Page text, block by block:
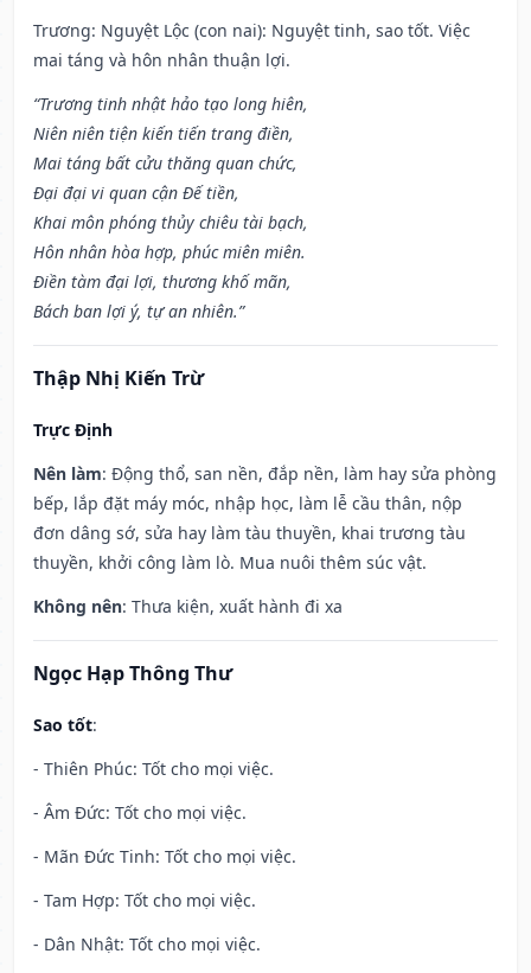
Trương: Nguyệt Lộc (con nai): Nguyệt tinh, sao tốt. Việc
mai táng và hôn nhân thuận lợi.
“Trương tinh nhật hảo tạo long hiên,
Niên niên tiện kiến tiến trang điền,
Mai táng bất cửu thăng quan chức,
Đại đại vi quan cận Đế tiền,
Khai môn phóng thủy chiêu tài bạch,
Hôn nhân hòa hợp, phúc miên miên.
Điền tàm đại lợi, thương khố mãn,
Bách ban lợi ý, tự an nhiên.”
Thập Nhị Kiến Trừ
Trực Định
Nên làm: Động thổ, san nền, đắp nền, làm hay sửa phòng
bếp, lắp đặt máy móc, nhập học, làm lễ cầu thân, nộp
đơn dâng sớ, sửa hay làm tàu thuyền, khai trương tàu
thuyền, khởi công làm lò. Mua nuôi thêm súc vật.
Không nên: Thưa kiện, xuất hành đi xa
Ngọc Hạp Thông Thư
Sao tốt:
- Thiên Phúc: Tốt cho mọi việc.
- Âm Đức: Tốt cho mọi việc.
- Mãn Đức Tinh: Tốt cho mọi việc.
- Tam Hợp: Tốt cho mọi việc.
- Dân Nhật: Tốt cho mọi việc.